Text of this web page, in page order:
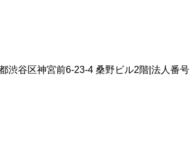
渋谷区神宮前6-23-4 桑野ビル2階 法人番号